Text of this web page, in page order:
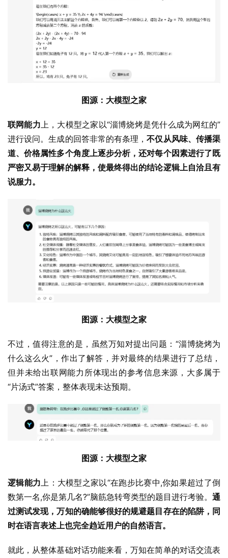
图源：大模型之家
联网能力上，大模型之家以“淄博烧烤是凭什么成为网红的”
进行设问。生成的回答非常的有条理，不仅从风味、传播渠
道、价格属性多个角度上逐步分析，还对每个因素进行了既
严密又易于理解的解释，使最终得出的结论逻辑上自洽且有
说服力。
图源：大模型之家
不过，值得注意的是，虽然万知对提出问题：“淄博烧烤为
什么这么火”，作出了解答，并对最终的结果进行了总结，
但并未给出联网能力所体现出的参考信息来源，大多属于
“片汤式”答案，整体表现未达预期。
图源：大模型之家
逻辑能力 上：大模型之家以“在跑步比赛中,你如果超过了倒
数第一名,你是第几名?”脑筋急转弯类型的题目进行考验。 通
过测试发现，万知的确能够很好的规避题目存在的陷阱，同
时在语言表述上也完全趋近用户的自然语言。
就此，从整体基础对话功能来看，万知在简单的对话交流表